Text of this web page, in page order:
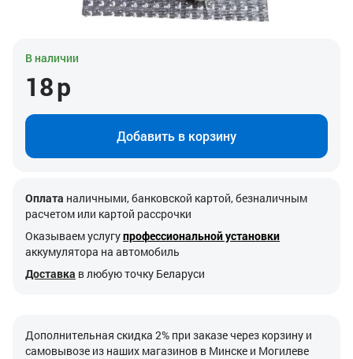
В наличии
18р
Добавить в корзину
Оплата наличными, банковской картой, безналичным
расчетом или картой рассрочки
Оказываем услугупрофессиональной установки
аккумулятора на автомобиль
Доставка в любую точку Беларуси
Дополнительная скидка 2% при заказе через корзину и
самовывозе из наших магазинов в Минске и Могилеве